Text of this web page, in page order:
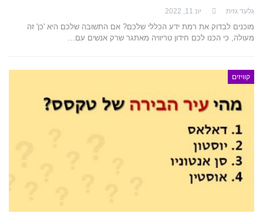
גלעד גזית יונ 11, 2022
מוכנים לבדוק את רמת ידע הכללי שלכם? אם התשובה שלכם היא 'כן' זה
מעולה, כי הכנו לכם חידון טריוויה מאתגר שרק אנשים עם…
קוויזים